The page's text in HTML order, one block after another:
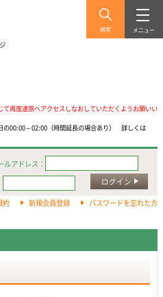
検索 メニュー
再度速旅へアクセスしなおしていただくようお願いい
00:00～02:00（時間延長の場合あり） 詳しくは
ルアドレス：
ログイン
約 新規会員登録 パスワードを忘れた方